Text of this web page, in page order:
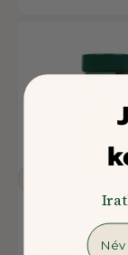
Holland &
Cékla
Név